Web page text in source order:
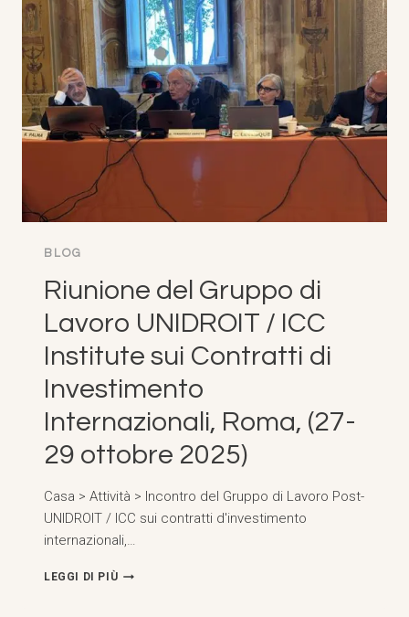
DELL'AIA
SU
ESPERIENZA
REGIONALE
DI
INTEGRAZIONE
GIURIDICA,
RIYADH,
ARABIA
SAUDITA,
NOVEMBRE
BLOG
Riunione del Gruppo di
Lavoro UNIDROIT / ICC
Institute sui Contratti di
Investimento
Internazionali, Roma, (27-
29 ottobre 2025)
Casa > Attività > Incontro del Gruppo di Lavoro Post-
UNIDROIT / ICC sui contratti d'investimento
internazionali,…
LEGGI DI PIÙRIUNIONE